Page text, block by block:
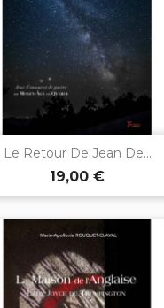
Le Retour De Jean De...
19,00 €